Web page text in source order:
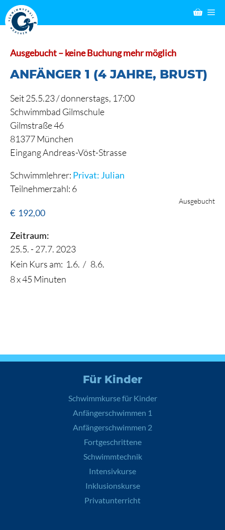
Zum
Inhalt
springen
Ausgebucht – keine Buchung mehr möglich
ANFÄNGER 1 (4 JAHRE, BRUST)
Seit 25.5.23 / donnerstags, 17:00
Schwimmbad Gilmschule
Gilmstraße 46
81377 München
Eingang Andreas-Vöst-Strasse
Schwimmlehrer: Privat: Julian
Teilnehmerzahl: 6
Ausgebucht
€ 192,00
Zeitraum:
25.5. - 27.7. 2023
Kein Kurs am: 1.6.
8.6.
8 x 45 Minuten
Für Kinder
Schwimmkurse für Kinder
Anfängerschwimmen 1
Anfängerschwimmen 2
Fortgeschrittene
Schwimmtechnik
Intensivkurse
Inklusionskurse
Privatunterricht